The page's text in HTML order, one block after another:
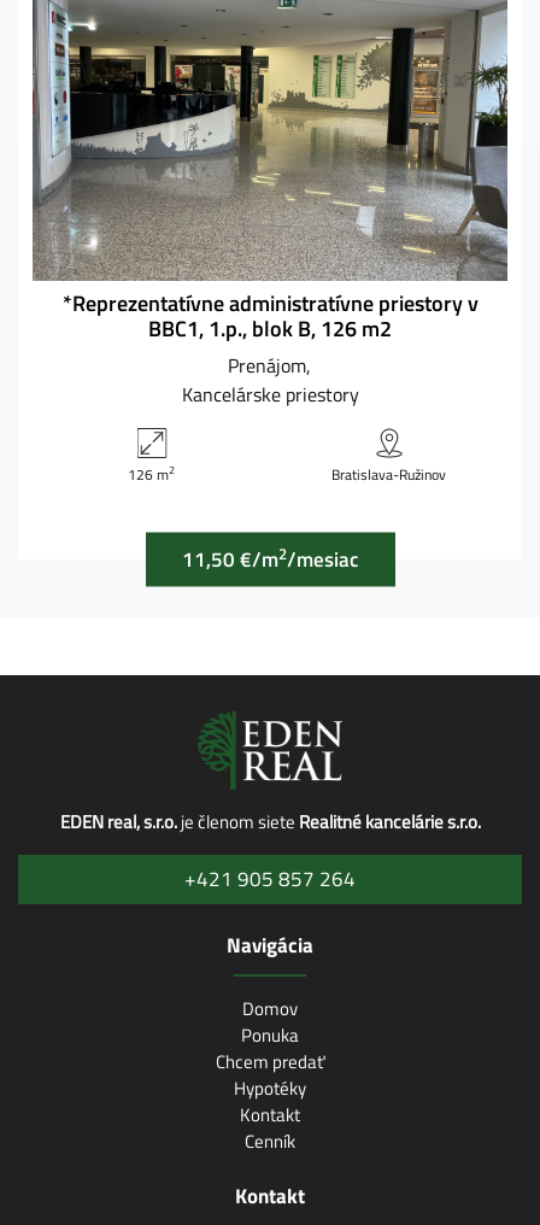
*Reprezentatívne administratívne priestory v
BBC1, 1.p., blok B, 126 m2
Prenájom
Kancelárske priestory
126 m2 Bratislava-Ružinov
11,50 €/m2/mesiac
EDEN real, s.r.o.je členom siete Realitné kancelárie s.r.o.
+421 905 857 264
Navigácia
Domov
Ponuka
Chcem predať
Hypotéky
Kontakt
Cenník
Kontakt